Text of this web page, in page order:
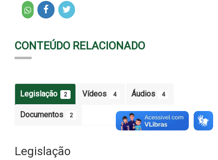
CONTEÚDO RELACIONADO
Legislação 2 Vídeos 4 Áudios 4
Documentos 2
Legislação